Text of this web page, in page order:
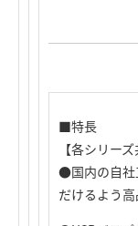
■特長
【各シリーズ
●国内の自社
だけるよう高